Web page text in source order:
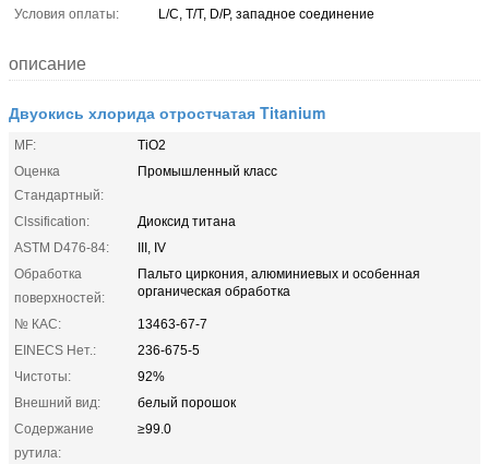
Условия оплаты:
L/C, T/T, D/P, западное соединение
описание
Двуокись хлорида отростчатая Titanium
MF:
TiO2
Оценка
Стандартный:
Промышленный класс
Clssification:
Диоксид титана
ASTM D476-84:
III, IV
Обработка
поверхностей:
Пальто циркония, алюминиевых и особенная
органическая обработка
№ КАС:
13463-67-7
EINECS Нет.:
236-675-5
Чистоты:
92%
Внешний вид:
белый порошок
Содержание
рутила:
≥99.0